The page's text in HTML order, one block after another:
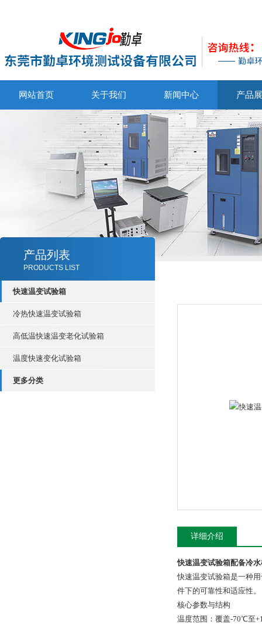
网站首页 关于我们 新闻中心 产品
产品列表
PRODUCTS LIST
快速温变试验箱
冷热快速温变试验箱
高低温快速温变老化试验箱
温度快速变化试验箱
更多分类
详细介绍
快速温变试验箱配备冷
快速温变试验箱是一种
件下的可靠性和适应性‌。
核心参数与结构
温度范围‌：覆盖-70℃至